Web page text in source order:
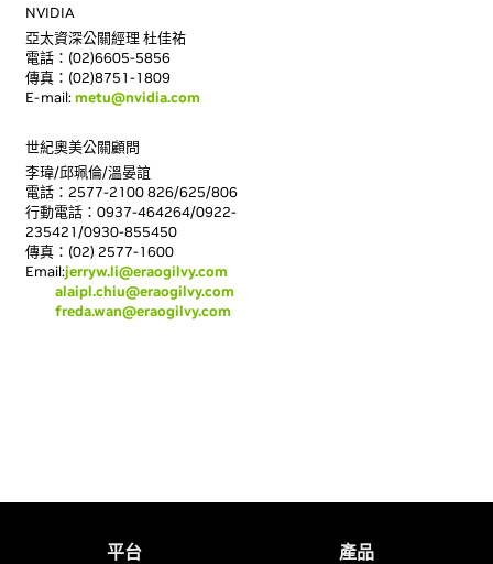
NVIDIA
亞太資深公關經理 杜佳祐
電話：(02)6605-5856
傳真：(02)8751-1809
E-mail:metu@nvidia.com
世紀奧美公關顧問
李瑋/邱珮倫/溫晏誼
電話：2577-2100 826/625/806
行動電話：0937-464264/0922-
235421/0930-855450
傳真：(02) 2577-1600
Email:jerryw.li@eraogilvy.com
alaipl.chiu@eraogilvy.com
freda.wan@eraogilvy.com
平台 產品